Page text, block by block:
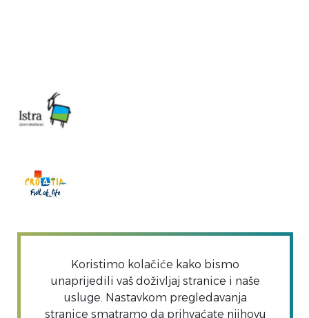
Koristimo kolačiće kako bismo
unaprijedili vaš doživljaj stranice i naše
usluge. Nastavkom pregledavanja
stranice smatramo da prihvaćate njihovu